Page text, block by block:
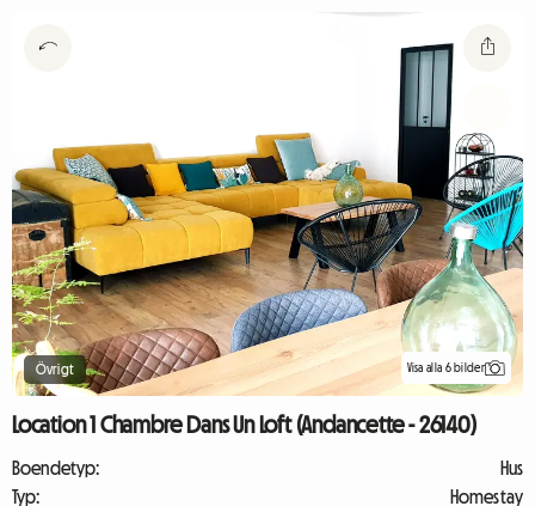
Övrigt Visa alla 6 bilder
Location 1 Chambre Dans Un Loft (Andancette - 26140)
Boendetyp:
Hus
Typ:
Homestay